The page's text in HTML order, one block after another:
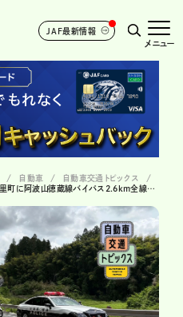
JAF最新情報
メニュー
自動車
自動車交通トピックス
【茨城】水戸・笠間方面への利便性向上! 城里町に阿波山徳蔵線バイパス2.6km全線開通!